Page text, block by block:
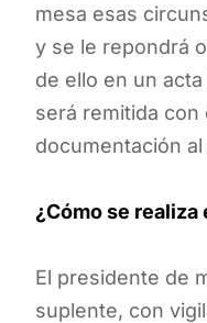
mesa esas
y se le repondrá
de ello en un
será remitida con
documentación
¿Cómo se
El presidente de
suplente, con